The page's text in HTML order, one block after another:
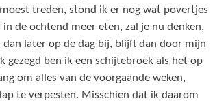
treden, stond ik er nog wat povertjes
de ochtend meer eten, zal je nu denken,
dan later op de dag bij, blijft dan door mijn
gezegd ben ik een schijtebroek als het op
om alles van de voorgaande weken,
te verpesten. Misschien dat ik daarom